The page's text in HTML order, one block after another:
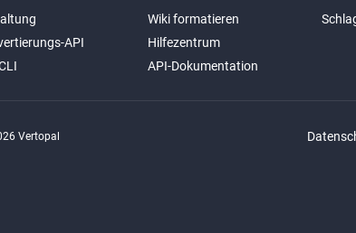
API
Wiki formatieren
Hilfezentrum
API-Dokumentation
Vertopal